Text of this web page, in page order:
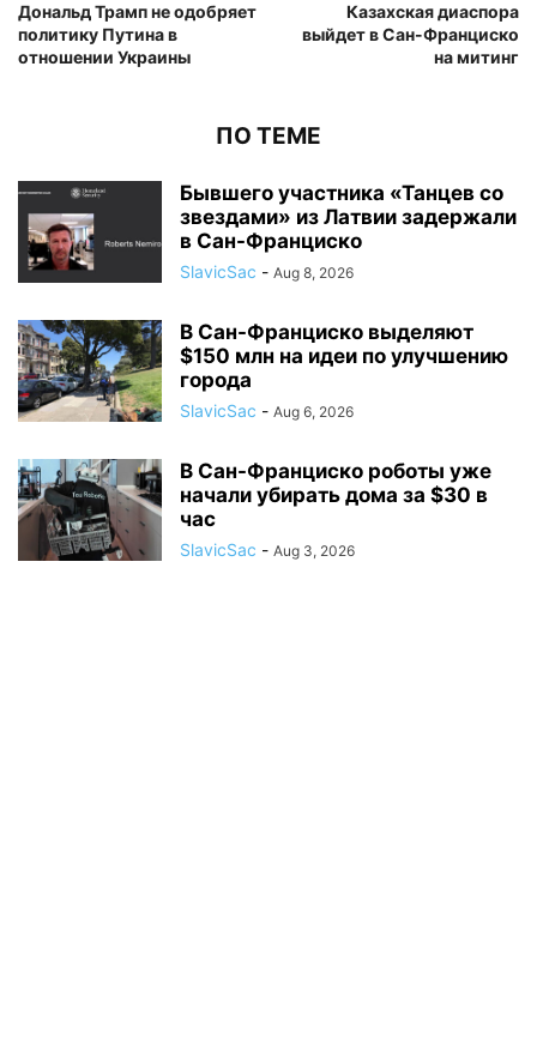
Дональд Трамп не одобряет
политику Путина в
отношении Украины
Казахская диаспора
выйдет в Сан-Франциско
на митинг
ПО ТЕМЕ
Бывшего участника «Танцев со
звездами» из Латвии задержали
в Сан-Франциско
SlavicSac - Aug 8, 2026
В Сан-Франциско выделяют
$150 млн на идеи по улучшению
города
SlavicSac - Aug 6, 2026
В Сан-Франциско роботы уже
начали убирать дома за $30 в
час
SlavicSac - Aug 3, 2026